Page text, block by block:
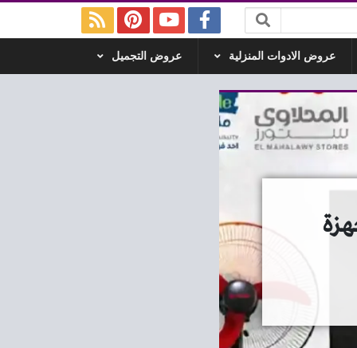
عروض الادوات المنزلية عروض التجميل
مايو 2026 الاجهزة